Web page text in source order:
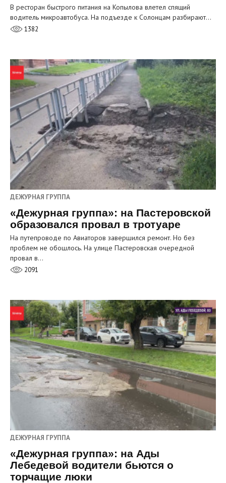
В ресторан быстрого питания на Копылова влетел спящий
водитель микроавтобуса. На подъезде к Солонцам разбирают…
1382
ДЕЖУРНАЯ ГРУППА
«Дежурная группа»: на Пастеровской
образовался провал в тротуаре
На путепроводе по Авиаторов завершился ремонт. Но без
проблем не обошлось. На улице Пастеровская очередной
провал в…
2091
ДЕЖУРНАЯ ГРУППА
«Дежурная группа»: на Ады
Лебедевой водители бьются о
торчащие люки